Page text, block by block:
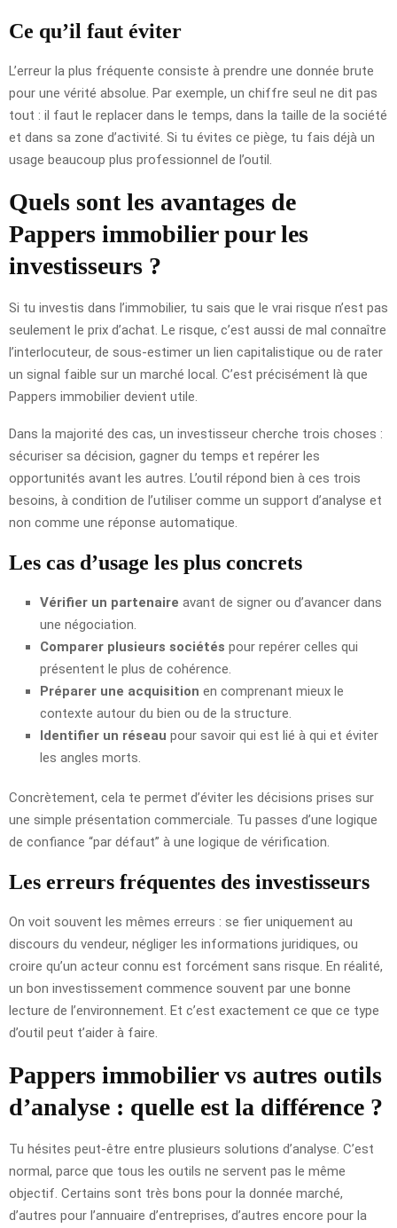
Ce qu’il faut éviter
L’erreur la plus fréquente consiste à prendre une donnée brute
pour une vérité absolue. Par exemple, un chiffre seul ne dit pas
tout : il faut le replacer dans le temps, dans la taille de la société
et dans sa zone d’activité. Si tu évites ce piège, tu fais déjà un
usage beaucoup plus professionnel de l’outil.
Quels sont les avantages de
Pappers immobilier pour les
investisseurs ?
Si tu investis dans l’immobilier, tu sais que le vrai risque n’est pas
seulement le prix d’achat. Le risque, c’est aussi de mal connaître
l’interlocuteur, de sous-estimer un lien capitalistique ou de rater
un signal faible sur un marché local. C’est précisément là que
Pappers immobilier devient utile.
Dans la majorité des cas, un investisseur cherche trois choses :
sécuriser sa décision, gagner du temps et repérer les
opportunités avant les autres. L’outil répond bien à ces trois
besoins, à condition de l’utiliser comme un support d’analyse et
non comme une réponse automatique.
Les cas d’usage les plus concrets
Vérifier un partenaire avant de signer ou d’avancer dans
une négociation.
Comparer plusieurs sociétés pour repérer celles qui
présentent le plus de cohérence.
Préparer une acquisition en comprenant mieux le
contexte autour du bien ou de la structure.
Identifier un réseau pour savoir qui est lié à qui et éviter
les angles morts.
Concrètement, cela te permet d’éviter les décisions prises sur
une simple présentation commerciale. Tu passes d’une logique
de confiance “par défaut” à une logique de vérification.
Les erreurs fréquentes des investisseurs
On voit souvent les mêmes erreurs : se fier uniquement au
discours du vendeur, négliger les informations juridiques, ou
croire qu’un acteur connu est forcément sans risque. En réalité,
un bon investissement commence souvent par une bonne
lecture de l’environnement. Et c’est exactement ce que ce type
d’outil peut t’aider à faire.
Pappers immobilier vs autres outils
d’analyse : quelle est la différence ?
Tu hésites peut-être entre plusieurs solutions d’analyse. C’est
normal, parce que tous les outils ne servent pas le même
objectif. Certains sont très bons pour la donnée marché,
d’autres pour l’annuaire d’entreprises, d’autres encore pour la